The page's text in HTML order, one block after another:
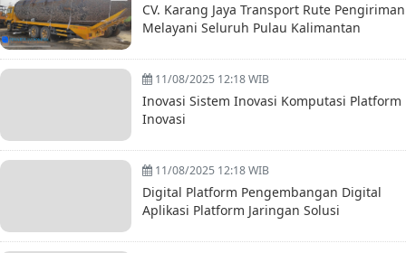
CV. Karang Jaya Transport Rute Pengiriman
Melayani Seluruh Pulau Kalimantan
11/08/2025 12:18 WIB
Inovasi Sistem Inovasi Komputasi Platform
Inovasi
11/08/2025 12:18 WIB
Digital Platform Pengembangan Digital
Aplikasi Platform Jaringan Solusi